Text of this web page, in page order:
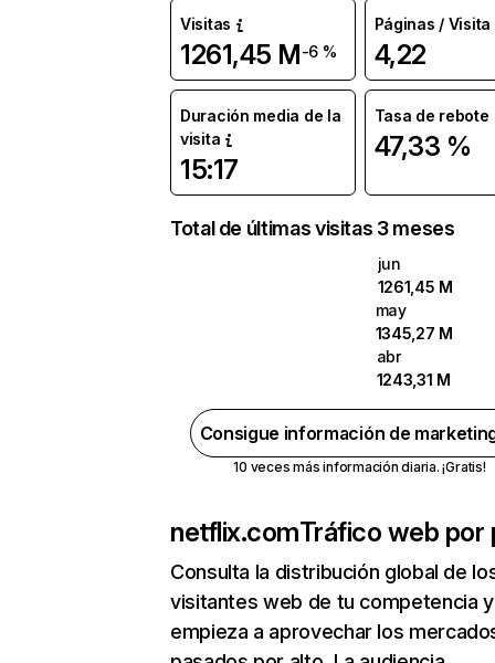
Visitas
1261,45 M-6 %
Páginas / Visita
4,22
Duración media de la
visita
15:17
Tasa de rebote
47,33 %
Total de últimas visitas 3 meses
jun
1261,45 M
may
1345,27 M
abr
1243,31 M
Consigue información de
10 veces más información diaria. ¡Gratis!
netflix.comTráfico web por
Consulta la distribución global de
visitantes web de tu competencia y
empieza a aprovechar los